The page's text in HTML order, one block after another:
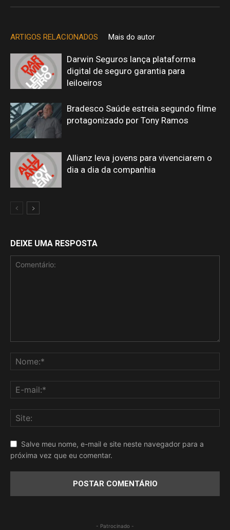
ARTIGOS RELACIONADOS Mais do autor
Darwin Seguros lança plataforma
digital de seguro garantia para
leiloeiros
Bradesco Saúde estreia segundo filme
protagonizado por Tony Ramos
Allianz leva jovens para vivenciarem o
dia a dia da companhia
DEIXE UMA RESPOSTA
Salve meu nome, e-mail e site neste navegador para a
próxima vez que eu comentar.
- Patrocinado -